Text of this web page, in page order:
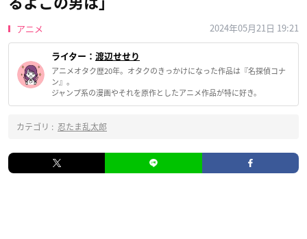
アニメ 2024年05月21日 19:21
ライター： 渡辺せせり
アニメオタク歴20年。オタクのきっかけになった作品は『名探偵コナ
ン』。
ジャンプ系の漫画やそれを原作としたアニメ作品が特に好き。
カテゴリ : 忍たま乱太郎